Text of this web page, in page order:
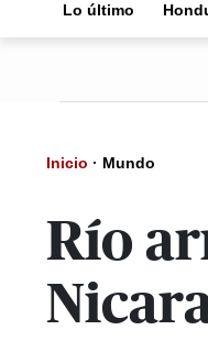
Lo último
Inicio · Mundo
Río